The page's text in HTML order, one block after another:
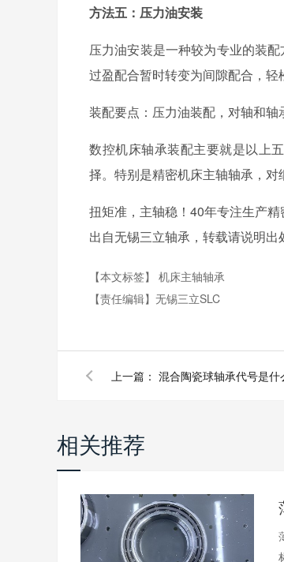
方法五：压力油安装
压力油安装是一种较为专业的装
过盈配合暂时转变为间隙配合，轻
装配要点：压力油装配，对轴和轴
数控机床轴承装配主要就是以上
择。特别是精密机床主轴轴承，对
扭矩准，主轴稳！40年专注生产精
出自无锡三立轴承，转载请说明
【本文标签】 机床主轴轴承
【责任编辑】 无锡三立SLC
上一篇：
相关推荐